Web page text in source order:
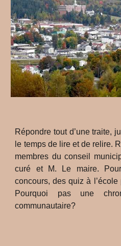
Répondre tout d’une traite,
le temps de lire et de relire.
membres du conseil
curé et M. Le maire.
concours, des quiz à
Pourquoi pas une
communautaire?